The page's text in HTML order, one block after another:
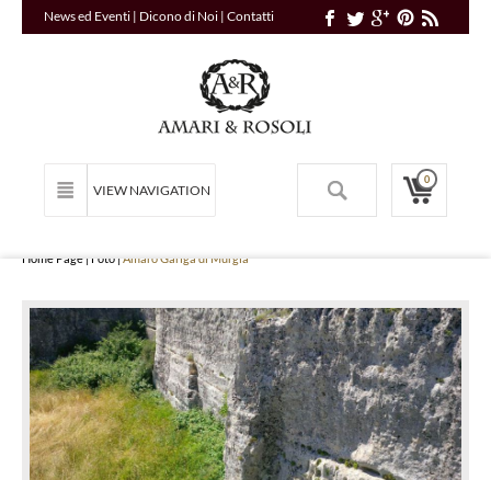
News ed Eventi | Dicono di Noi | Contatti
0
VIEW NAVIGATION
Home Page | Foto | Amaro Gariga di Murgia